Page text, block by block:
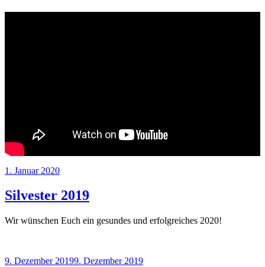
Veröffentlicht
1. Januar 2020
Silvester 2019
Wir wünschen Euch ein gesundes und erfolgreiches 2020!
Veröffentlicht
9. Dezember 20199. Dezember 2019